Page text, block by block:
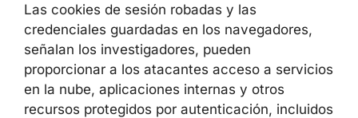
autocompletado: números de tarjetas
bancarias, direcciones, números de
teléfono
Las cookies de sesión robadas y las
credenciales guardadas en los navegadores,